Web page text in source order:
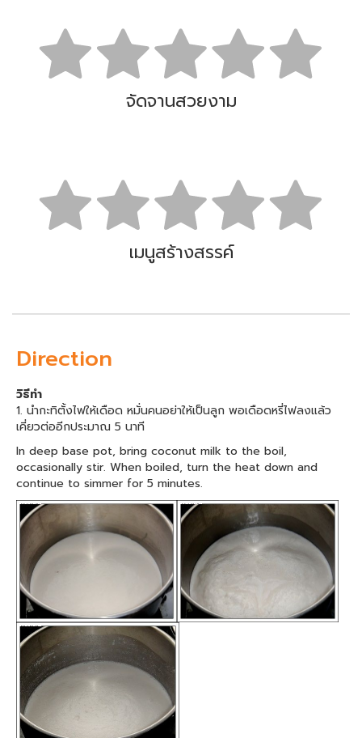
จัดจานสวยงาม
เมนูสร้างสรรค์
Direction
วิธีทำ
1. นำกะทิตั้งไฟให้เดือด หมั่นคนอย่าให้เป็นลูก พอเดือดหรี่ไฟลงแล้ว
เคี่ยวต่ออีกประมาณ 5 นาที
In deep base pot, bring coconut milk to the boil,
occasionally stir. When boiled, turn the heat down and
continue to simmer for 5 minutes.